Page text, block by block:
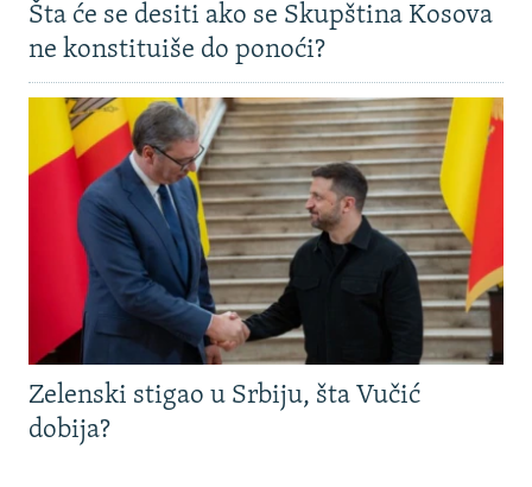
Šta će se desiti ako se Skupština Kosova
ne konstituiše do ponoći?
Zelenski stigao u Srbiju, šta Vučić
dobija?